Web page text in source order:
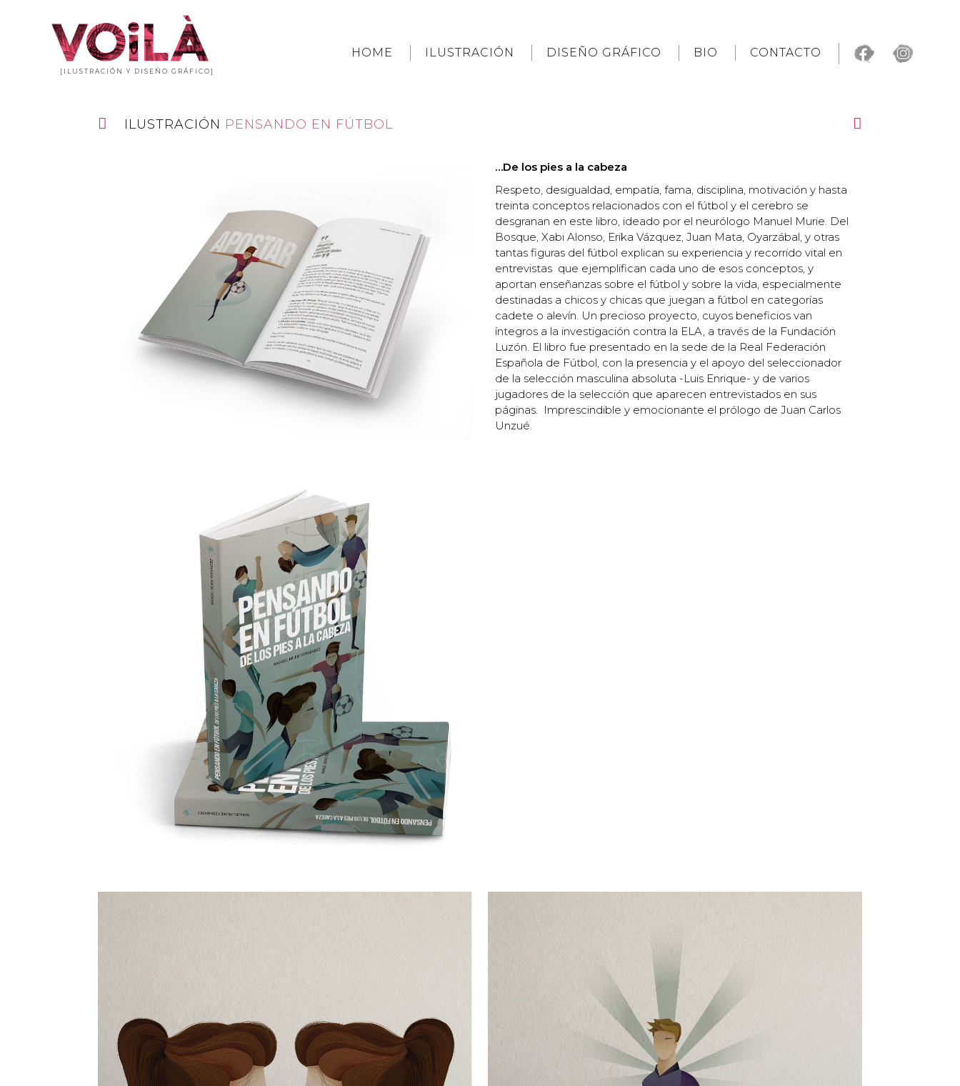
[ILUSTRACIÓN Y DISEÑO GRÁFICO]
HOME ILUSTRACIÓN DISEÑO GRÁFICO BIO CONTACTO
ILUSTRACIÓN PENSANDO EN FÚTBOL
…De los pies a la cabeza
Respeto, desigualdad, empatía, fama, disciplina, motivación y hasta
treinta conceptos relacionados con el fútbol y el cerebro se
desgranan en este libro, ideado por el neurólogo Manuel Murie. Del
Bosque, Xabi Alonso, Erika Vázquez, Juan Mata, Oyarzábal, y otras
tantas figuras del fútbol explican su experiencia y recorrido vital en
entrevistas que ejemplifican cada uno de esos conceptos, y
aportan enseñanzas sobre el fútbol y sobre la vida, especialmente
destinadas a chicos y chicas que juegan a fútbol en categorías
cadete o alevín. Un precioso proyecto, cuyos beneficios van
íntegros a la investigación contra la ELA, a través de la Fundación
Luzón. El libro fue presentado en la sede de la Real Federación
Española de Fútbol, con la presencia y el apoyo del seleccionador
de la selección masculina absoluta -Luis Enrique- y de varios
jugadores de la selección que aparecen entrevistados en sus
páginas. Imprescindible y emocionante el prólogo de Juan Carlos
Unzué.